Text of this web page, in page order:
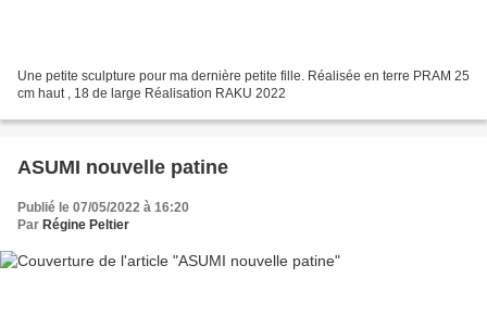
Une petite sculpture pour ma dernière petite fille. Réalisée en terre PRAM 25
cm haut , 18 de large Réalisation RAKU 2022
ASUMI nouvelle patine
Publié le 07/05/2022 à 16:20
Par Régine Peltier